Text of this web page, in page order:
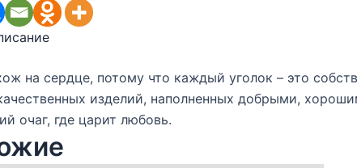
на сердце, потому что каждый уголок – это
изделий, наполненных добрыми,
очаг, где царит любовь.